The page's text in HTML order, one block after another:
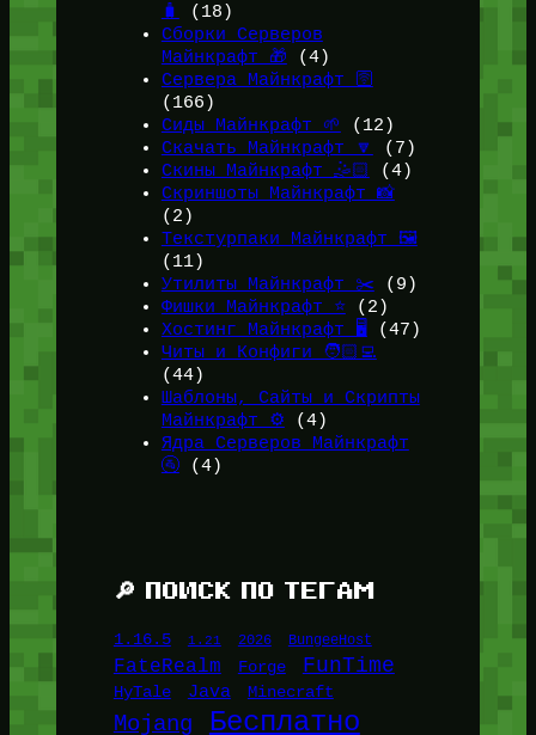
🧳
(18)
Сборки Серверов
Майнкрафт 🎁 (4)
Сервера Майнкрафт 🛜
(166)
Сиды Майнкрафт 🌱
(12)
Скачать Майнкрафт 🔽
(7)
Скины Майнкрафт 🤹🏻
(4)
Скриншоты Майнкрафт 📸
(2)
Текстурпаки Майнкрафт 🖼️
(11)
Утилиты Майнкрафт ✂️ (9)
Фишки Майнкрафт ⭐(2)
Хостинг Майнкрафт 🖥️ (47)
Читы и Конфиги 🧑🏻‍💻
(44)
Шаблоны, Сайты и Скрипты
Майнкрафт ⚙️ (4)
Ядра Серверов Майнкрафт
🚰(4)
🔎 ПОИСК ПО ТЕГАМ
1.16.5 1.21 2026 BungeeHost
FateRealm Forge FunTime
HyTale Java Minecraft
Mojang Бесплатно